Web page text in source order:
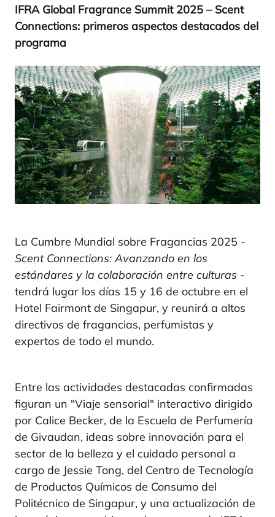
IFRAGlo­bal Fra­gran­ce Sum­mit 2025 – Scent
Con­nec­tions: pri­me­ros aspec­tos des­ta­ca­dos del
programa
La Cumbre Mundial sobre Fragancias 2025 -
Scent Connections: Avanzando en los
estándares y la colaboración entre culturas -
tendrá lugar los días 15 y 16 de octubre en el
Hotel Fairmont de Singapur, y reunirá a altos
directivos de fragancias, perfumistas y
expertos de todo el mundo.
Entre las actividades destacadas confirmadas
figuran un "Viaje sensorial" interactivo dirigido
por Calice Becker, de la Escuela de Perfumería
de Givaudan, ideas sobre innovación para el
sector de la belleza y el cuidado personal a
cargo de Jessie Tong, del Centro de Tecnología
de Productos Químicos de Consumo del
Politécnico de Singapur, y una actualización de